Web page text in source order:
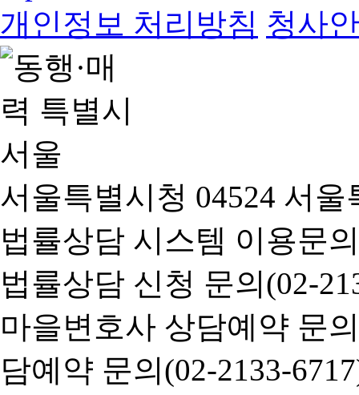
개인정보 처리방침 청사
서울특별시청 04524 서
법률상담 시스템 이용문
법률상담 신청 문의(02-
마을변호사 상담예약 문
담예약 문의(02-2133-